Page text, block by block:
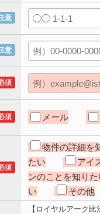
意
意
須
須 メール
須
物件の詳細を
たい
アイ
ンのことを知りた
い
その他
【ロイヤルアーク比